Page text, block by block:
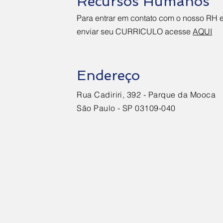
Para entrar em contato com o nosso RH
enviar seu CURRICULO acesseAQUI
Endereço
Rua Cadiriri, 392 - Parque da Mooca
São Paulo - SP 03109-040